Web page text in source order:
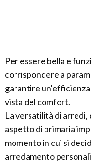
Per essere bella e
corrispondere a
garantire
vista del comfort.
La versatilità di arredi,
aspetto di primaria
momento in cui si
arredamento